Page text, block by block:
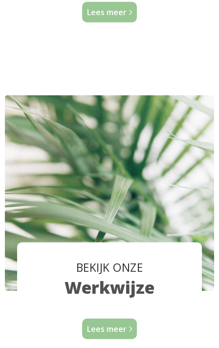
Lees meer
BEKIJK ONZE
Werkwijze
Lees meer